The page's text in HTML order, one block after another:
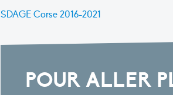
SDAGE Corse 2016-2021
POUR ALLER